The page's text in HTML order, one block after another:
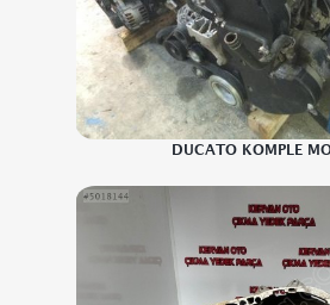
DUCATO KOMPLE